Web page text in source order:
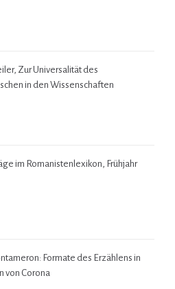
Zur Universalität des
in den Wissenschaften
im Romanistenlexikon, Frühjahr
Formate des Erzählens in
von Corona